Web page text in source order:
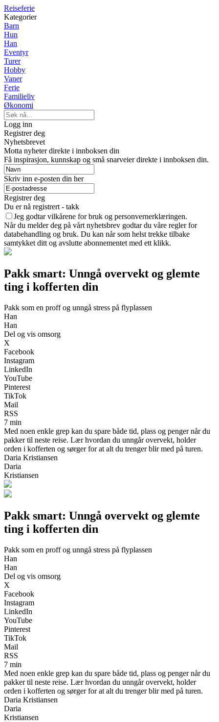
Reiseferie
Kategorier
Barn
Hun
Han
Eventyr
Turer
Hobby
Vaner
Ferie
Familieliv
Økonomi
Logg inn
Registrer deg
Nyhetsbrevet
Motta nyheter direkte i innboksen din
Få inspirasjon, kunnskap og små snarveier direkte i innboksen din.
Skriv inn e-posten din her
Registrer deg
Du er nå registrert - takk
Jeg godtar vilkårene for bruk og personvernerklæringen.
Når du melder deg på vårt nyhetsbrev godtar du våre regler for
databehandling og bruk. Du kan når som helst trekke tilbake
samtykket ditt og avslutte abonnementet med ett klikk.
Pakk smart: Unngå overvekt og glemte
ting i kofferten din
Pakk som en proff og unngå stress på flyplassen
Han
Han
Del og vis omsorg
X
Facebook
Instagram
LinkedIn
YouTube
Pinterest
TikTok
Mail
RSS
7 min
Med noen enkle grep kan du spare både tid, plass og penger når du
pakker til neste reise. Lær hvordan du unngår overvekt, holder
orden i kofferten og sørger for at alt du trenger blir med på turen.
Daria Kristiansen
Daria
Kristiansen
Pakk smart: Unngå overvekt og glemte
ting i kofferten din
Pakk som en proff og unngå stress på flyplassen
Han
Han
Del og vis omsorg
X
Facebook
Instagram
LinkedIn
YouTube
Pinterest
TikTok
Mail
RSS
7 min
Med noen enkle grep kan du spare både tid, plass og penger når du
pakker til neste reise. Lær hvordan du unngår overvekt, holder
orden i kofferten og sørger for at alt du trenger blir med på turen.
Daria Kristiansen
Daria
Kristiansen